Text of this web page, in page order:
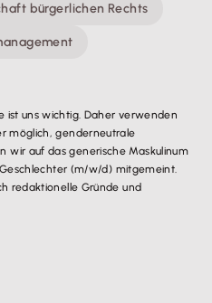
bürgerlichen Rechts
ist uns wichtig. Daher verwenden
möglich, genderneutrale
wir auf das generische Maskulinum
(m/w/d) mitgemeint.
redaktionelle Gründe und